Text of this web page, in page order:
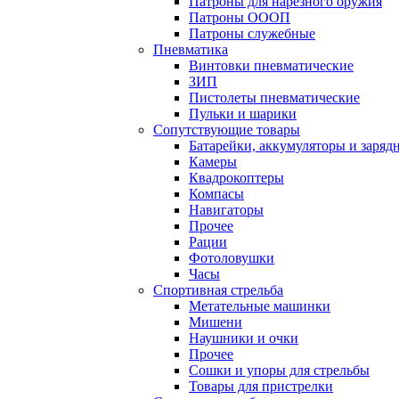
Патроны ОООП
Патроны служебные
Пневматика
Винтовки пневматические
ЗИП
Пистолеты пневматические
Пульки и шарики
Сопутствующие товары
Батарейки, аккумуляторы и
Камеры
Квадрокоптеры
Компасы
Навигаторы
Прочее
Рации
Фотоловушки
Часы
Спортивная стрельба
Метательные машинки
Мишени
Наушники и очки
Прочее
Сошки и упоры для стрельбы
Товары для пристрелки